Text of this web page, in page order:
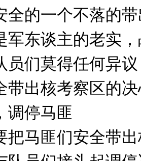
全的一个不落的
军东谈主的老实
员们莫得任何异
带出核考察区的
调停马匪
把马匪们安全带